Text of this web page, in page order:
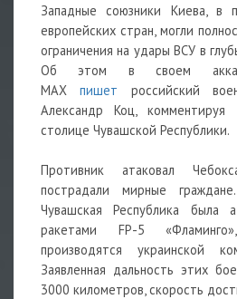
Западные союзники Киева, в
европейских стран, могли
ограничения на удары ВСУ в
Об этом в своем
МАХ
пишет
российский
Александр Коц, комментируя
столице Чувашской Республики.
Противник атаковал
пострадали мирные
Чувашская Республика была
ракетами FP-5
производятся украинской
Заявленная дальность этих
3000 километров, скорость